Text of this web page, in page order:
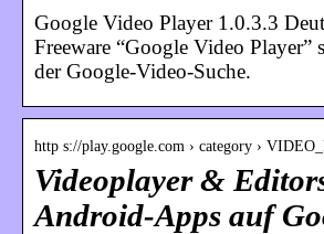
Google Video Player 1.0.3.3
Freeware “Google Video Player”
der Google-Video-Suche.
http s://play.google.com › category ›
Videoplayer &
Android-Apps auf